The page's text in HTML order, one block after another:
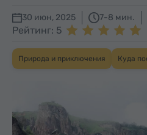
30 июн, 2025 7-8 мин.
Рейтинг: 5
Природа и приключения Куда